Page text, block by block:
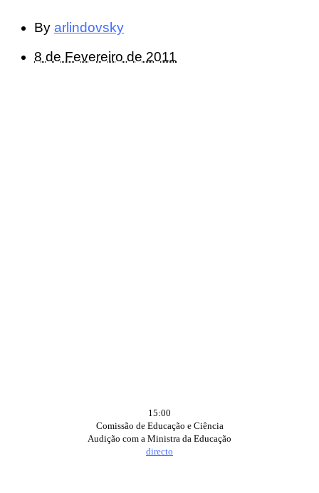
By arlindovsky
8 de Fevereiro de 2011
15:00
Comissão de Educação e Ciência
Audição com a Ministra da Educação
directo